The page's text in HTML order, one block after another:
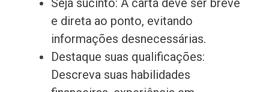
Seja sucinto: A carta deve ser breve
e direta ao ponto, evitando
informações desnecessárias.
Destaque suas qualificações:
Descreva suas habilidades